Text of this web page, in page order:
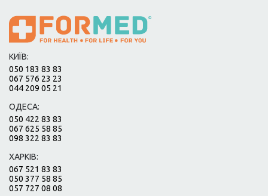
КИЇВ:
050 183 83 83
067 576 23 23
044 209 05 21
ОДЕСА:
050 422 83 83
067 625 58 85
098 322 83 83
ХАРКІВ:
067 521 83 83
050 377 58 85
057 727 08 08